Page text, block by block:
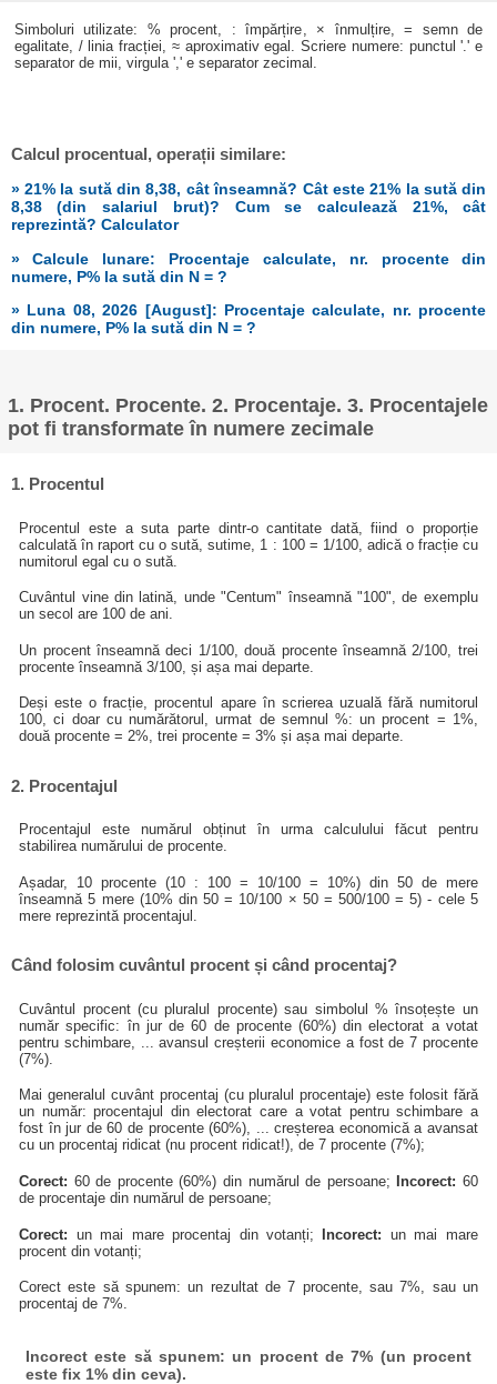
Simboluri utilizate: % procent, : împărțire, × înmulțire, = semn de
egalitate, / linia fracției, ≈ aproximativ egal. Scriere numere: punctul '.' e
separator de mii, virgula ',' e separator zecimal.
Calcul procentual, operații similare:
» 21% la sută din 8,38, cât înseamnă? Cât este 21% la sută din
8,38 (din salariul brut)? Cum se calculează 21%, cât
reprezintă? Calculator
» Calcule lunare: Procentaje calculate, nr. procente din
numere, P% la sută din N = ?
» Luna 08, 2026 [August]: Procentaje calculate, nr. procente
din numere, P% la sută din N = ?
1. Procent. Procente. 2. Procentaje. 3. Procentajele
pot fi transformate în numere zecimale
1. Procentul
Procentul este a suta parte dintr-o cantitate dată, fiind o proporție
calculată în raport cu o sută, sutime, 1 : 100 = 1/100, adică o fracție cu
numitorul egal cu o sută.
Cuvântul vine din latină, unde "Centum" înseamnă "100", de exemplu
un secol are 100 de ani.
Un procent înseamnă deci 1/100, două procente înseamnă 2/100, trei
procente înseamnă 3/100, și așa mai departe.
Deși este o fracție, procentul apare în scrierea uzuală fără numitorul
100, ci doar cu numărătorul, urmat de semnul %: un procent = 1%,
două procente = 2%, trei procente = 3% și așa mai departe.
2. Procentajul
Procentajul este numărul obținut în urma calculului făcut pentru
stabilirea numărului de procente.
Așadar, 10 procente (10 : 100 = 10/100 = 10%) din 50 de mere
înseamnă 5 mere (10% din 50 = 10/100 × 50 = 500/100 = 5) - cele 5
mere reprezintă procentajul.
Când folosim cuvântul procent și când procentaj?
Cuvântul procent (cu pluralul procente) sau simbolul % însoțește un
număr specific: în jur de 60 de procente (60%) din electorat a votat
pentru schimbare, ... avansul creșterii economice a fost de 7 procente
(7%).
Mai generalul cuvânt procentaj (cu pluralul procentaje) este folosit fără
un număr: procentajul din electorat care a votat pentru schimbare a
fost în jur de 60 de procente (60%), ... creșterea economică a avansat
cu un procentaj ridicat (nu procent ridicat!), de 7 procente (7%);
Corect: 60 de procente (60%) din numărul de persoane; Incorect: 60
de procentaje din numărul de persoane;
Corect: un mai mare procentaj din votanți;Incorect: un mai mare
procent din votanți;
Corect este să spunem: un rezultat de 7 procente, sau 7%, sau un
procentaj de 7%.
Incorect este să spunem: un procent de 7% (un procent
este fix 1% din ceva).